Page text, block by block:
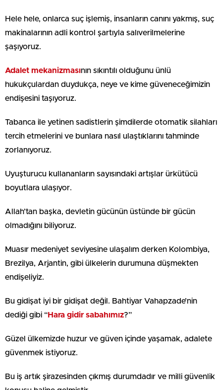
Hele hele, onlarca suç işlemiş, insanların canını yakmış, suç
makinalarının adli kontrol şartıyla salıverilmelerine
şaşıyoruz.
Adalet mekanizmasının sıkıntılı olduğunu ünlü
hukukçulardan duydukça, neye ve kime güveneceğimizin
endişesini taşıyoruz.
Tabanca ile yetinen sadistlerin şimdilerde otomatik silahları
tercih etmelerini ve bunlara nasıl ulaştıklarını tahminde
zorlanıyoruz.
Uyuşturucu kullananların sayısındaki artışlar ürkütücü
boyutlara ulaşıyor.
Allah’tan başka, devletin gücünün üstünde bir gücün
olmadığını biliyoruz.
Muasır medeniyet seviyesine ulaşalım derken Kolombiya,
Brezilya, Arjantin, gibi ülkelerin durumuna düşmekten
endişeliyiz.
Bu gidişat iyi bir gidişat değil. Bahtiyar Vahapzade’nin
dediği gibi “Hara gidir sabahımız?”
Güzel ülkemizde huzur ve güven içinde yaşamak, adalete
güvenmek istiyoruz.
Bu iş artık şirazesinden çıkmış durumdadır ve milli güvenlik